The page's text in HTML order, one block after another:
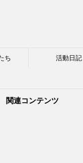
ち 活動日記
関連コンテンツ